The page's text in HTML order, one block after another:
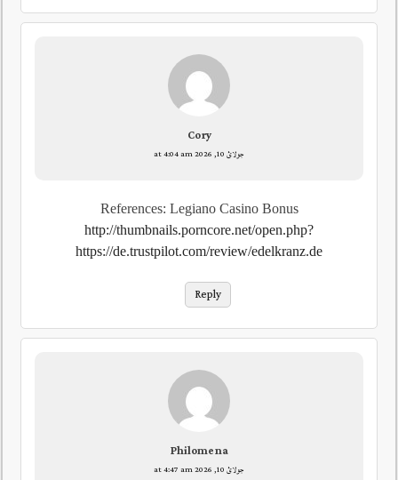
Cory
جولائ 10, 2026 at 4:04 am
References: Legiano Casino Bonus
http://thumbnails.porncore.net/open.php?
https://de.trustpilot.com/review/edelkranz.de
Reply
Philomena
جولائ 10, 2026 at 4:47 am